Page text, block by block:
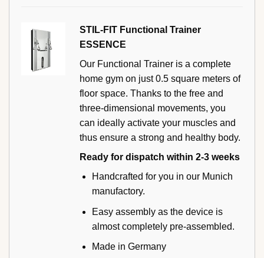
STIL-FIT Functional Trainer
ESSENCE
Our Functional Trainer is a complete
home gym on just 0.5 square meters of
floor space. Thanks to the free and
three-dimensional movements, you
can ideally activate your muscles and
thus ensure a strong and healthy body.
Ready for dispatch within 2-3 weeks
Handcrafted for you in our Munich
manufactory.
Easy assembly as the device is
almost completely pre-assembled.
Made in Germany